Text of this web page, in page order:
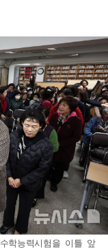
학능력시험을 이틀 앞